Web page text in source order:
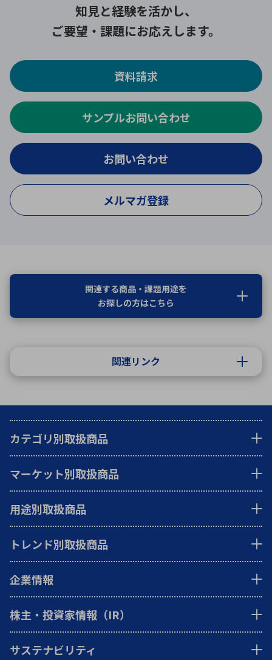
知見と経験を活かし、
ご要望・課題にお応えします。
資料請求
サンプルお問い合わせ
お問い合わせ
メルマガ登録
関連する商品・課題用途を
お探しの方はこちら
関連リンク
カテゴリ別取扱商品
マーケット別取扱商品
用途別取扱商品
トレンド別取扱商品
企業情報
株主・投資家情報（IR）
サステナビリティ